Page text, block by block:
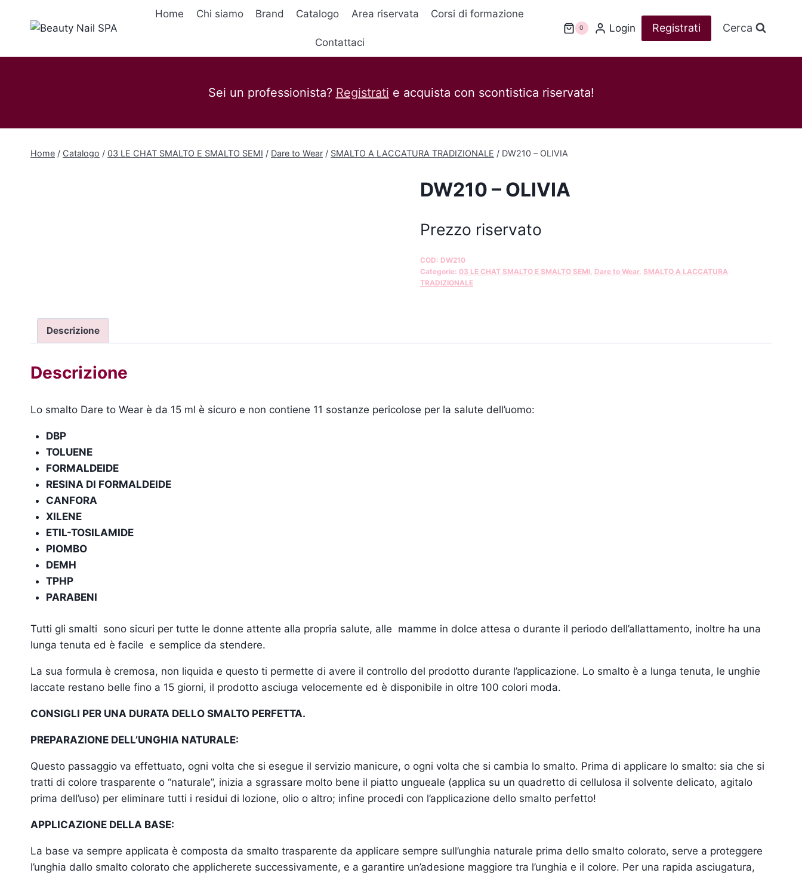
Home Chi siamo Brand Catalogo Area riservata Corsi di formazione
Contattaci
0 Login Registrati Cerca
Sei un professionista? Registrati e acquista con scontistica riservata!
Home / Catalogo / 03 LE CHAT SMALTO E SMALTO SEMI / Dare to Wear / SMALTO A LACCATURA TRADIZIONALE / DW210 – OLIVIA
DW210 – OLIVIA
Prezzo riservato
COD: DW210
Categorie: 03 LE CHAT SMALTO E SMALTO SEMI, Dare to Wear, SMALTO A LACCATURA
TRADIZIONALE
Descrizione
Descrizione
Lo smalto Dare to Wear è da 15 ml è sicuro e non contiene 11 sostanze pericolose per la salute dell’uomo:
DBP
TOLUENE
FORMALDEIDE
RESINA DI FORMALDEIDE
CANFORA
XILENE
ETIL-TOSILAMIDE
PIOMBO
DEMH
TPHP
PARABENI
Tutti gli smalti sono sicuri per tutte le donne attente alla propria salute, alle mamme in dolce attesa o durante il periodo dell’allattamento, inoltre ha una
lunga tenuta ed è facile e semplice da stendere.
La sua formula è cremosa, non liquida e questo ti permette di avere il controllo del prodotto durante l’applicazione. Lo smalto è a lunga tenuta, le unghie
laccate restano belle fino a 15 giorni, il prodotto asciuga velocemente ed è disponibile in oltre 100 colori moda.
CONSIGLI PER UNA DURATA DELLO SMALTO PERFETTA.
PREPARAZIONE DELL’UNGHIA NATURALE:
Questo passaggio va effettuato, ogni volta che si esegue il servizio manicure, o ogni volta che si cambia lo smalto. Prima di applicare lo smalto: sia che si
tratti di colore trasparente o “naturale”, inizia a sgrassare molto bene il piatto ungueale (applica su un quadretto di cellulosa il solvente delicato, agitalo
prima dell’uso) per eliminare tutti i residui di lozione, olio o altro; infine procedi con l’applicazione dello smalto perfetto!
APPLICAZIONE DELLA BASE:
La base va sempre applicata è composta da smalto trasparente da applicare sempre sull’unghia naturale prima dello smalto colorato, serve a proteggere
l’unghia dallo smalto colorato che applicherete successivamente, e a garantire un’adesione maggiore tra l’unghia e il colore. Per una rapida asciugatura,